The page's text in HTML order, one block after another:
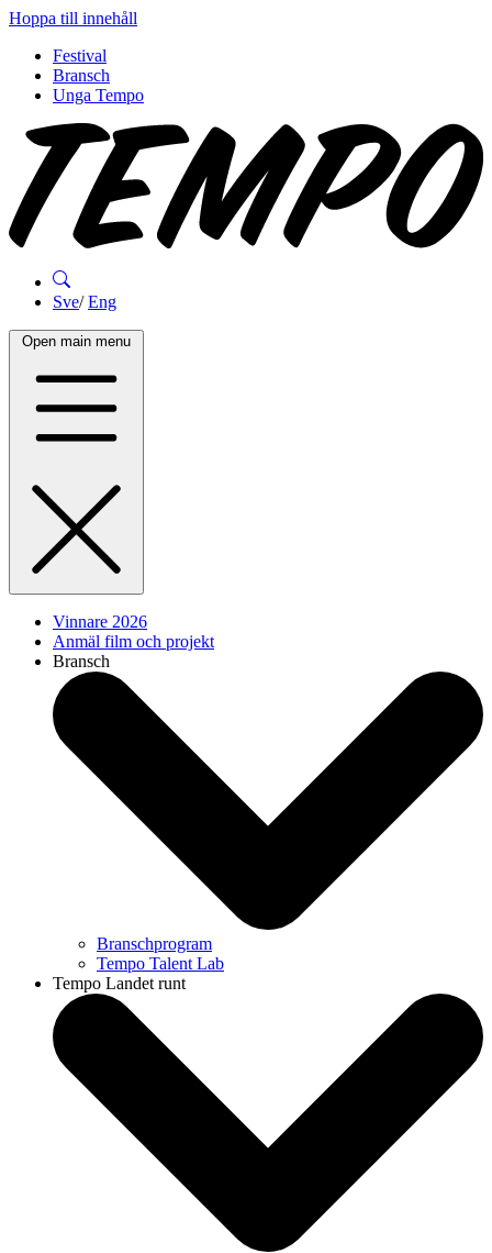
Hoppa till innehåll
Festival
Bransch
Unga Tempo
Sve/Eng
Open main menu
Vinnare 2026
Anmäl film och projekt
Bransch
Branschprogram
Tempo Talent Lab
Tempo Landet runt